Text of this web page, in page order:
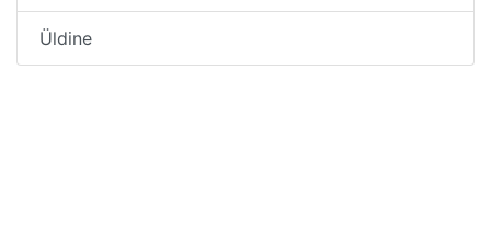
Üldine